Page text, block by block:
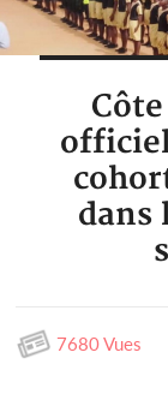
dans
7680 Vues